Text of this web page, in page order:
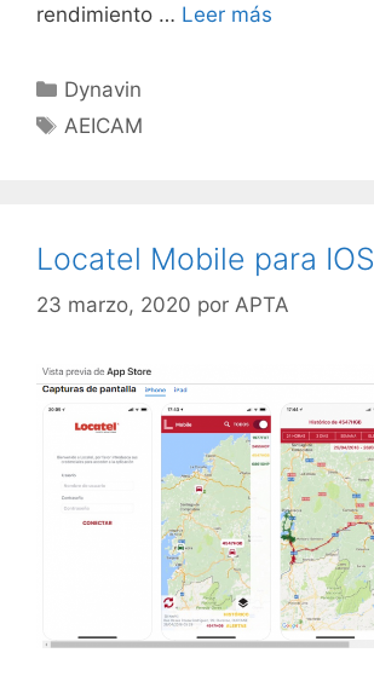
rendimiento … Leer más
Dynavin
AEICAM
Locatel Mobile para IOS
23 marzo, 2020 por APTA